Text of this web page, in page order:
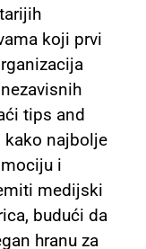
koji prvi
tips and
kako najbolje
i
medijski
budući da
hranu za